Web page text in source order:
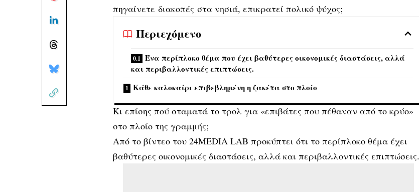
πηγαίνετε διακοπές στα νησιά, επικρατεί πολικό ψύχος;
Περιεχόμενο
Ένα περίπλοκο θέμα που έχει βαθύτερες οικονομικές διαστάσεις, αλλά
και περιβαλλοντικές επιπτώσεις.
Κάθε καλοκαίρι επιβεβλημένη η ζακέτα στο πλοίο
Κι επίσης πού σταματά το τρολ για «επιβάτες που πέθαναν από το κρύο»
στο πλοίο της γραμμής;
Από το βίντεο του 24MEDIA LAB προκύπτει ότι το περίπλοκο θέμα έχει
βαθύτερες οικονομικές διαστάσεις, αλλά και περιβαλλοντικές επιπτώσεις.